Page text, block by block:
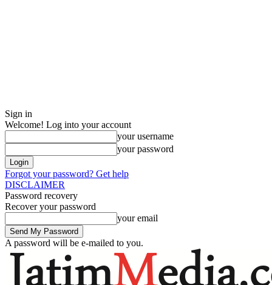
Sign in
Welcome! Log into your account
your username
your password
Forgot your password? Get help
DISCLAIMER
Password recovery
Recover your password
your email
A password will be e-mailed to you.